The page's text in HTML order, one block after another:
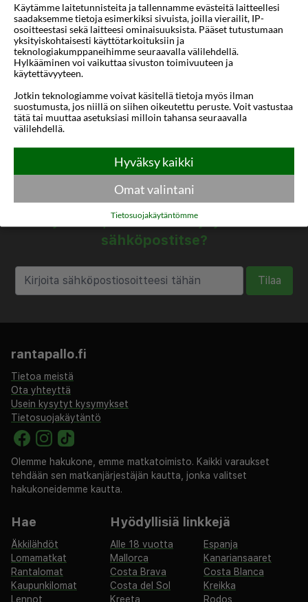
Haluatko saada houkuttelevia
tarjouksia, matkavinkkejä ja uutisia
sähköpostitse?
Tilaa
rantapallo.fi
Tietoa meistä
Ota yhteyttä
Usein kysytyt kysymykset
Tietosuojakäytäntö
Olemme hakukone, emme matkatoimisto. Kaikki varaukset
tehdään sen matkanjärjestäjän kautta, jonka valitset
hakukoneidemme kautta.
Hae
Äkkilähdöt
Lomamatkat
Rantalomat
Kaupunkilomat
Lennot
Hyödyllisiä linkkejä
Alle 18 vuotta
Espanja
Mallorca
Kanariansaaret
Costa Brava
Costa Blanca
Costa del Sol
Kreikka
Kreeta
Rodos
Käytämme laitetunnisteita ja tallennamme evästeitä laitteellesi
saadaksemme tietoja esimerkiksi sivuista, joilla vierailit, IP-
osoitteestasi sekä laitteesi ominaisuuksista. Pääset tutustumaan
yksityiskohtaisesti käyttötarkoituksiin ja
teknologiakumppaneihimme seuraavalla välilehdellä.
Hylkääminen voi vaikuttaa sivuston toimivuuteen ja
käytettävyyteen.
Jotkin teknologiamme voivat käsitellä tietoja myös ilman
suostumusta, jos niillä on siihen oikeutettu peruste. Voit vastustaa
tätä tai muuttaa asetuksiasi milloin tahansa seuraavalla
välilehdellä.
Hyväksy kaikki
Omat valintani
Tietosuojakäytäntömme